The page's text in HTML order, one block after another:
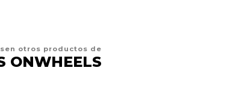
otros productos de
ONWHEELS